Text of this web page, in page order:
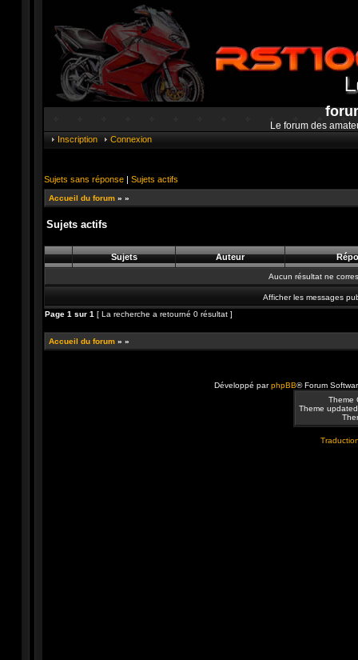
Le forum des
Inscription Connexion
Sujets sans réponse | Sujets actifs
Accueil du forum » »
Sujets actifs
Sujets Auteur
Aucun résultat ne
Afficher les messages
Page 1 sur 1 [ La recherche a retourné 0 résultat ]
Accueil du forum » »
Développé parphpBB® Forum
Theme
Theme